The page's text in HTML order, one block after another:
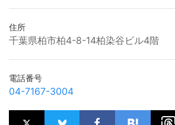
住所
千葉県柏市柏4-8-14柏染谷ビル4階
電話番号
04-7167-3004